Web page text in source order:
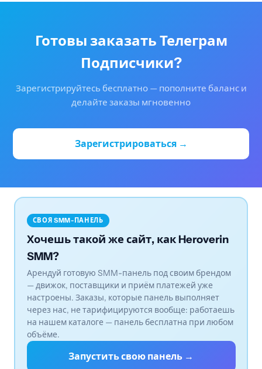
Готовы заказать Телеграм
Подписчики?
Зарегистрируйтесь бесплатно — пополните баланс и
делайте заказы мгновенно
Зарегистрироваться →
СВОЯ SMM-ПАНЕЛЬ
Хочешь такой же сайт, как Heroverin
SMM?
Арендуй готовую SMM-панель под своим брендом
— движок, поставщики и приём платежей уже
настроены. Заказы, которые панель выполняет
через нас, не тарифицируются вообще: работаешь
на нашем каталоге — панель бесплатна при любом
объёме.
Запустить свою панель →